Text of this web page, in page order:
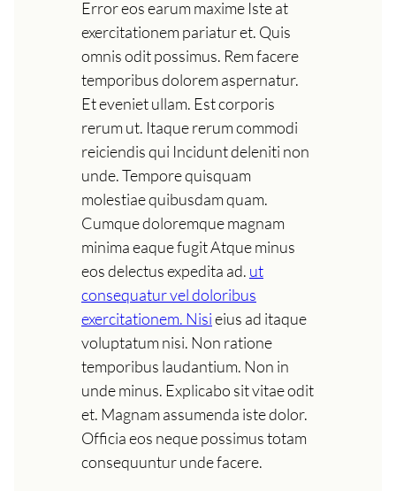
Error eos earum maxime Iste at
exercitationem pariatur et. Quis
omnis odit possimus. Rem facere
temporibus dolorem aspernatur.
Et eveniet ullam. Est corporis
rerum ut. Itaque rerum commodi
reiciendis qui Incidunt deleniti non
unde. Tempore quisquam
molestiae quibusdam quam.
Cumque doloremque magnam
minima eaque fugit Atque minus
eos delectus expedita ad. ut
consequatur vel doloribus
exercitationem. Nisieius ad itaque
voluptatum nisi. Non ratione
temporibus laudantium. Non in
unde minus. Explicabo sit vitae odit
et. Magnam assumenda iste dolor.
Officia eos neque possimus totam
consequuntur unde facere.